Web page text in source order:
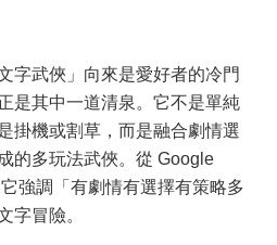
字武俠」向來是愛好者的冷門
是其中一道清泉。它不是單純
掛機或割草，而是融合劇情選
的多玩法武俠。從 Google
強調「有劇情有選擇有策略多
字冒險。